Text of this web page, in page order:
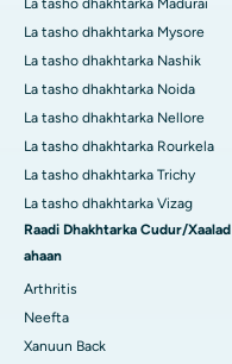
La tasho dhakhtarka Madurai
La tasho dhakhtarka Mysore
La tasho dhakhtarka Nashik
La tasho dhakhtarka Noida
La tasho dhakhtarka Nellore
La tasho dhakhtarka Rourkela
La tasho dhakhtarka Trichy
La tasho dhakhtarka Vizag
Raadi Dhakhtarka Cudur/Xaalad
ahaan
Arthritis
Neefta
Xanuun Back